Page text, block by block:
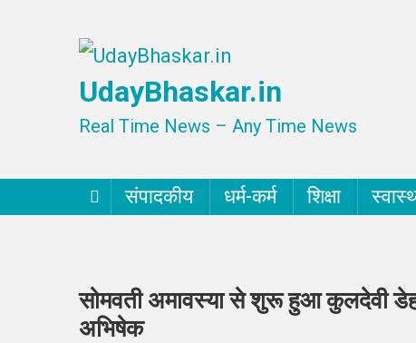
UdayBhaskar.in
Real Time News – Any Time News
संपादकीय धर्म-कर्म शिक्षा
सोमवती अमावस्या से शुरू हुआ कुलदेवी
अभिषेक